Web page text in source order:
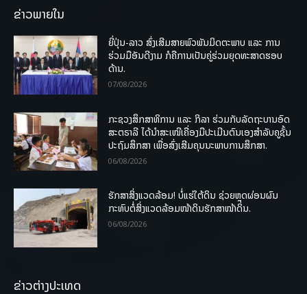
ຂ່າວພາຍໃນ
ຍີ່ປຸ່ນ-ລາວ ສົ່ງເສີມສາຍພົວພັນມິດຕະພາບ ແລະ ການ
ຮ່ວມມືອັນດີງາມ ກໍຄືການເປັນຄູ່ຮ່ວມຍຸດທະສາດຮອບ
ດ້ານ.
07/08/2026
ກະຊວງສຶກສາທິການ ແລະ ກິລາ ຮ່ວມກັບລັດຖະບານອົດ
ສະຕຣາລີ ໄດ້ນຳສະເໜີເຄື່ອງມືປະເມີນຕົນເອງສຳລັບຄູຊັ້ນ
ປະຖົມສຶກສາ ເພື່ອສົ່ງເສີມຄຸນນະພາບການສຶກສາ.
06/08/2026
ຮັກສາສິ່ງແວດລ້ອມ! ບໍ່ແຮ່ໃຕ້ດິນ ຊ່ວຍຫຼຸດຜ່ອນຜົນ
ກະທົບຕໍ່ສິ່ງແວດລ້ອມໜ້າດິນຮັກສາໜ້າດິນ.
06/08/2026
ຂ່າວຕ່າງປະເທດ